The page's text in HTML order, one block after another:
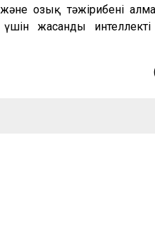
озық тәжірибені
жасанды интеллекті